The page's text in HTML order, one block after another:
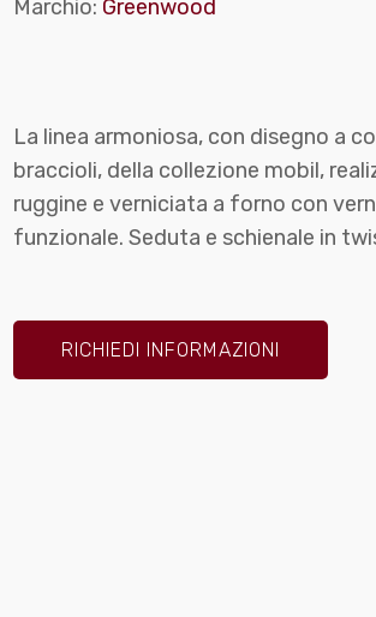
Marchio: Greenwood
La linea armoniosa, con disegno a
braccioli, della collezione mobil,
ruggine e verniciata a forno con
funzionale. Seduta e schienale in
RICHIEDI INFORMAZIONI